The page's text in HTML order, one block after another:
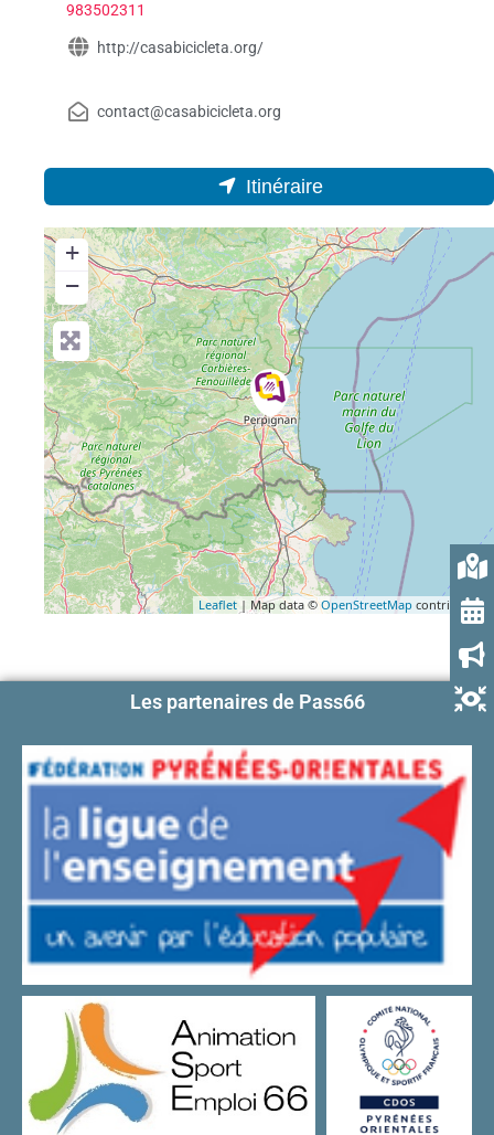
983502311
http://casabicicleta.org/
contact@casabicicleta.org
Itinéraire
+
−
Leaflet | Map data ©OpenStreetMap contributors
Les partenaires de Pass66